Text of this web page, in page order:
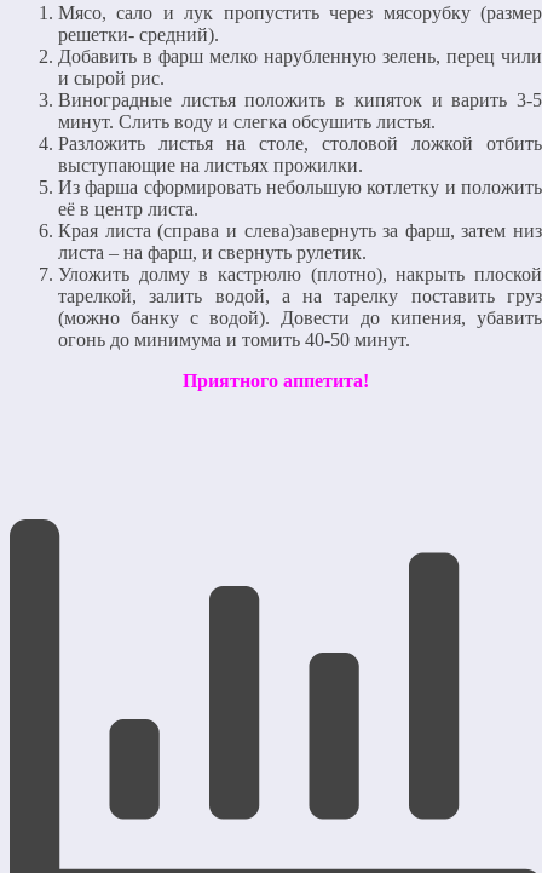
Мясо, сало и лук пропустить через мясорубку (размер
решетки- средний).
Добавить в фарш мелко нарубленную зелень, перец чили
и сырой рис.
Виноградные листья положить в кипяток и варить 3-5
минут. Слить воду и слегка обсушить листья.
Разложить листья на столе, столовой ложкой отбить
выступающие на листьях прожилки.
Из фарша сформировать небольшую котлетку и положить
её в центр листа.
Края листа (справа и слева)завернуть за фарш, затем низ
листа – на фарш, и свернуть рулетик.
Уложить долму в кастрюлю (плотно), накрыть плоской
тарелкой, залить водой, а на тарелку поставить груз
(можно банку с водой). Довести до кипения, убавить
огонь до минимума и томить 40-50 минут.
Приятного аппетита!